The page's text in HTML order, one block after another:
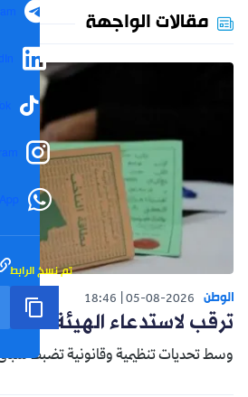
تم نسخ الرابط
مقالات الواجهة
الوطن 05-08-2026
18:46
ترقب لاستدعاء الهيئة
وسط تحديات تنظيمية وقانونية تضبط سباق